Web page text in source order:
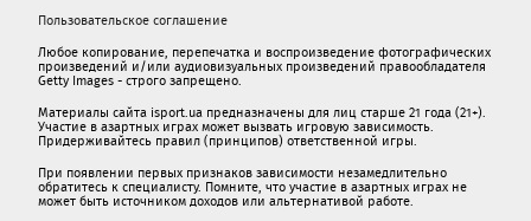
Пользовательское соглашение
Любое копирование, перепечатка и воспроизведение фотографических
произведений и/или аудиовизуальных произведений правообладателя
Getty Images - строго запрещено.
Материалы сайта isport.ua предназначены для лиц старше 21 года (21+).
Участие в азартных играх может вызвать игровую зависимость.
Придерживайтесь правил (принципов) ответственной игры.
При появлении первых признаков зависимости незамедлительно
обратитесь к специалисту. Помните, что участие в азартных играх не
может быть источником доходов или альтернативой работе.